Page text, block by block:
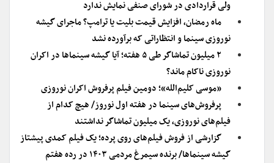
ولی قراردادی در شورای صنفی نمایش ندارد
ماه رمضان، افزایش قیمت بلیت یا ترامپ؟ ماجرای گیشه
نوروزی سینما و انتظاراتی که برآورده نشد
۲ میلیون تماشاگر طی ۵ هفته؛ آیا گیشه سینماها در اکران
نوروزی ناکام ماند؟
«موسی کلیم‌الله»؛ دومین فیلم پرفروش اکران نوروزی
پرفروش‌های سینما در هفته اول نوروز/ هیچ کدام از
فیلم‌های نوروزی، یک میلیون تماشاگر نداشتند
گزارشی از فروش فیلم‌های روی پرده؛ یک فیلم کمدی پیشتاز
گیشه سینماها/ برنده سیمرغ مردمی ۱۴۰۳ در رده هفتم